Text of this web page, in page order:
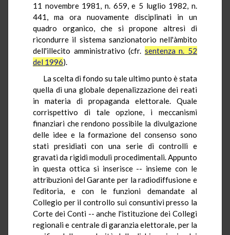
11 novembre 1981, n. 659, e 5 luglio 1982, n.
441, ma ora nuovamente disciplinati in un
quadro organico, che si propone altresì di
ricondurre il sistema sanzionatorio nell'àmbito
dell'illecito amministrativo (cfr. sentenza n. 52
del 1996).
La scelta di fondo su tale ultimo punto è stata
quella di una globale depenalizzazione dei reati
in materia di propaganda elettorale. Quale
corrispettivo di tale opzione, i meccanismi
finanziari che rendono possibile la divulgazione
delle idee e la formazione del consenso sono
stati presidiati con una serie di controlli e
gravati da rigidi moduli procedimentali. Appunto
in questa ottica si inserisce -- insieme con le
attribuzioni del Garante per la radiodiffusione e
l'editoria, e con le funzioni demandate al
Collegio per il controllo sui consuntivi presso la
Corte dei Conti -- anche l'istituzione dei Collegi
regionali e centrale di garanzia elettorale, per la